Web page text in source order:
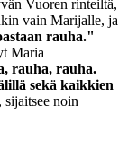
Vuoren rinteiltä,
vain Marijalle, ja
rauha."
Maria
rauha, rauha.
sekä kaikkien
sijaitsee noin